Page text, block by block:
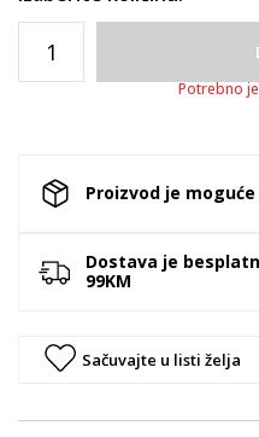
Potrebno
Proizvod je
Dostava je
99KM
Sačuvajte u listi želja